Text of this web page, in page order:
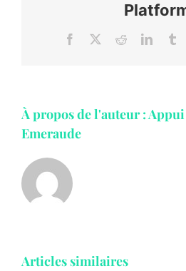
Facebook Reddit
À propos de l'auteur :Appui
Emeraude
Articles similaires